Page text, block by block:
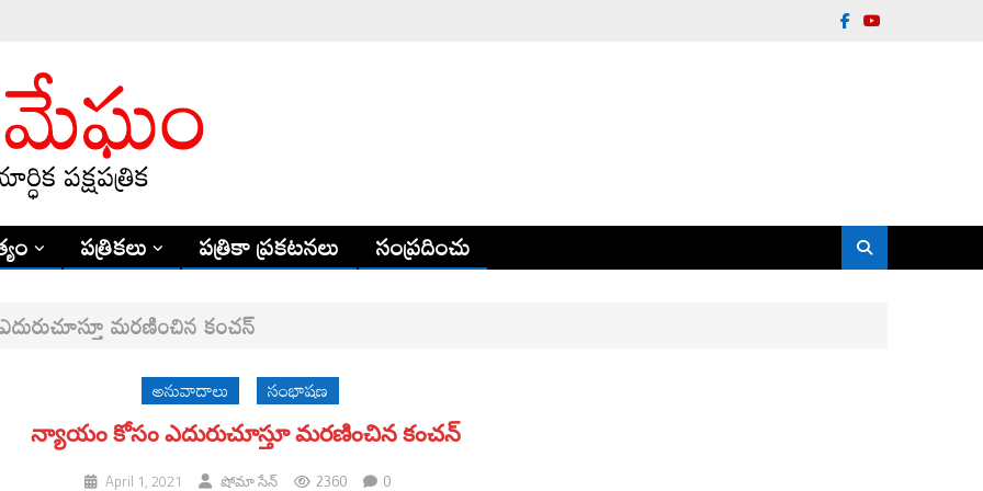
పత్రికలు పత్రికా ప్రకటనలు సంప్రదించు
మరణించిన కంచన్
అనువాదాలు సంభాషణ
న్యాయం కోసం ఎదురుచూస్తూ మరణించిన కంచన్
April 1, 2021 షోమా సేన్ 2360 0